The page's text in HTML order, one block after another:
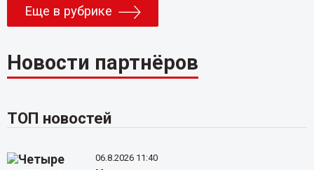
Еще в рубрике
Новости партнёров
ТОП новостей
06.8.2026 11:40